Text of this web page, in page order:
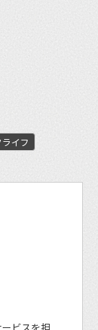
イフ
ビスを担